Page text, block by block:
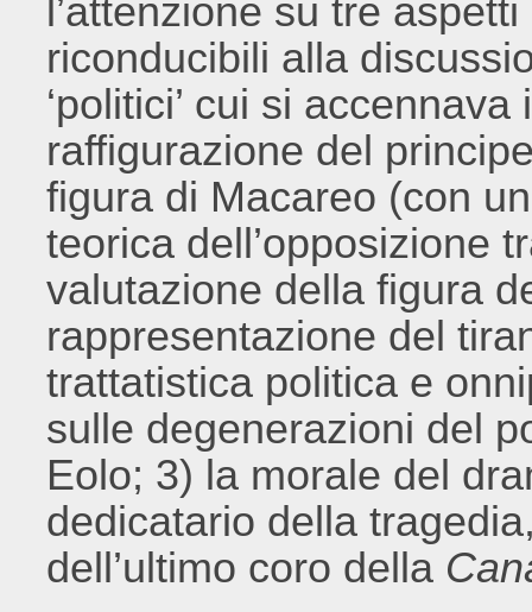
l’attenzione su tre
riconducibili alla
‘politici’ cui si
raffigurazione del
figura di Macareo (con
teorica dell’opposizione
valutazione della figura
rappresentazione del
trattatistica politica e
sulle degenerazioni del
Eolo; 3) la morale del
dedicatario della
dell’ultimo coro della